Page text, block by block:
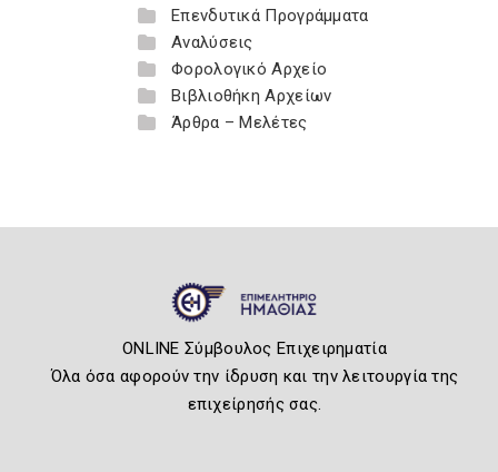
Επενδυτικά Προγράμματα
Αναλύσεις
Φορολογικό Αρχείο
Βιβλιοθήκη Αρχείων
Άρθρα – Μελέτες
ONLINE Σύμβουλος Επιχειρηματία
Όλα όσα αφορούν την ίδρυση και την λειτουργία της
επιχείρησής σας.